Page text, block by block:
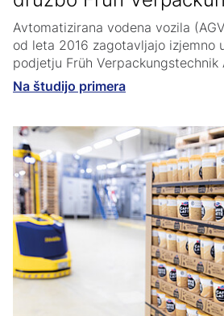
Avtomatizirana vodena vozila
od leta 2016 zagotavljajo izjemno
podjetju Früh Verpackungstechnik
Na študijo primera